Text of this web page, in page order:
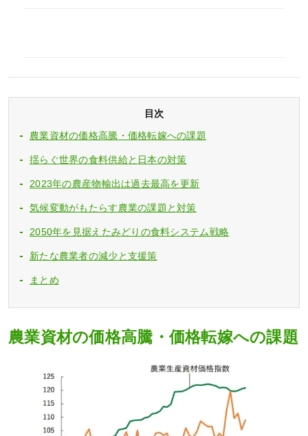
目次
農業資材の価格高騰・価格転嫁への課題
揺らぐ世界の食料供給と日本の対策
2023年の農産物輸出は過去最高を更新
気候変動がもたらす農業の課題と対策
2050年を見据えたみどりの食料システム戦略
新たな農業者の減少と支援策
まとめ
農業資材の価格高騰・価格転嫁への課題